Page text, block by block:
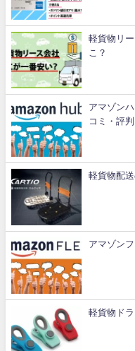
軽貨物リ
こ？
アマゾン
コミ・評判
軽貨物配
アマゾン
軽貨物ド